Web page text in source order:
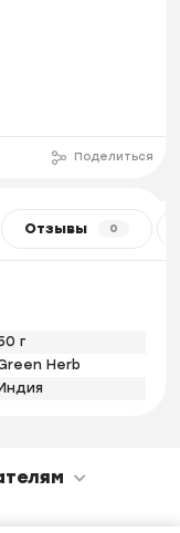
Поделиться
Отзывы 0
г
Herb
Индия